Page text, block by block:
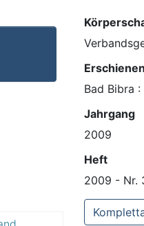
Erschienen
Bad Bibra
Jahrgang
2009
Heft
2009 - Nr.